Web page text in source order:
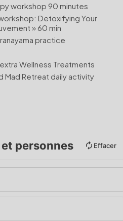
workshop 90 minutes
Detoxifying Your
» 60 min
practice
Wellness Treatments
Mad Retreat daily activity
personnes Effacer